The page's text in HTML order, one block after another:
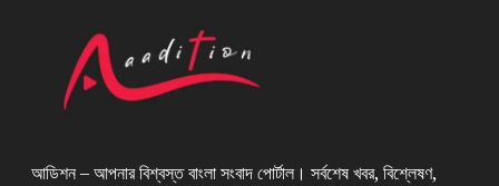
আডিশন – আপনার বিশ্বস্ত বাংলা সংবাদ পোর্টাল। সর্বশেষ খবর, বিশ্লেষণ,